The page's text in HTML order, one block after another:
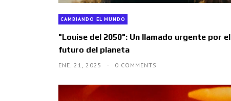
CAMBIANDO EL MUNDO
"Louise del 2050": Un llamado urgente por el
futuro del planeta
ENE. 21, 2025 0 COMMENTS